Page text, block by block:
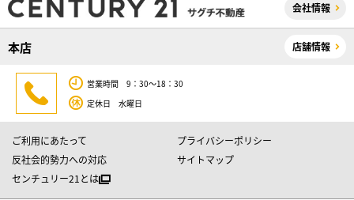
会社情報
本店 店舗情報
営業時間 9：30～18：30
定休日 水曜日
ご利用にあたって
プライバシーポリシー
反社会的勢力への対応
サイトマップ
センチュリー21とは